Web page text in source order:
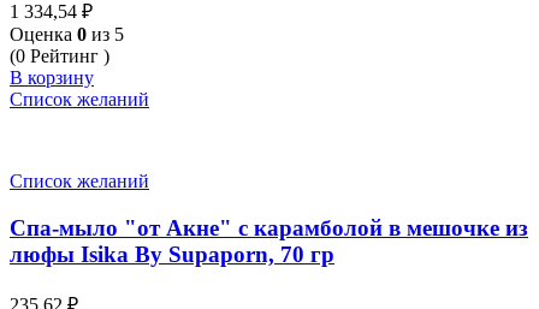
1 334,54 ₽
Оценка 0 из 5
(0 Рейтинг )
В корзину
Список желаний
Список желаний
Спа-мыло "от Акне" с карамболой в мешочке из
люфы Isika By Supaporn, 70 гр
235,62 ₽